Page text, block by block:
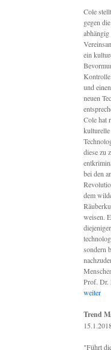
Cole
gegen
ein
und
neuen
Cole hat
diese zu
bei den
dem
weisen.
sondern
Prof. Dr.
weiter
Trend
"Führt